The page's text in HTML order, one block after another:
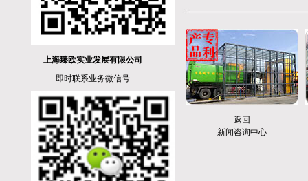
上海臻欧实业发展有限公司
即时联系业务微信号
返回
新闻咨询中心